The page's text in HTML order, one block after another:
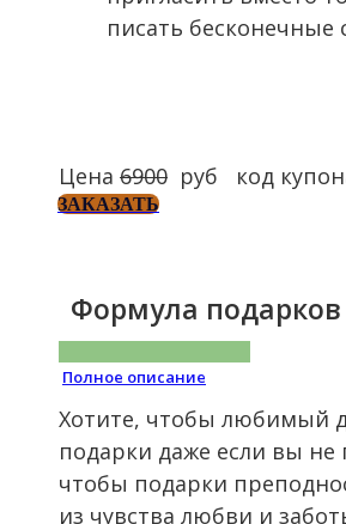
писать бесконечные
Цена 6900 руб код
ЗАКАЗАТЬ
Формула подарков
Полное описание
Хотите, чтобы любимый
подарки даже если вы не
чтобы подарки
из чувства любви и